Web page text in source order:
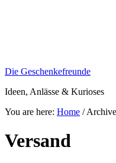
Die Geschenkefreunde
Ideen, Anlässe & Kurioses
You are here: Home /
Versand